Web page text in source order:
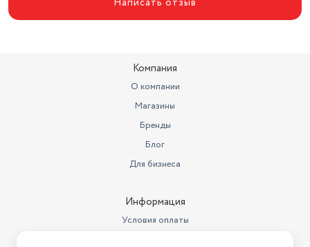
Компания
О компании
Магазины
Бренды
Блог
Для бизнеса
Информация
Условия оплаты